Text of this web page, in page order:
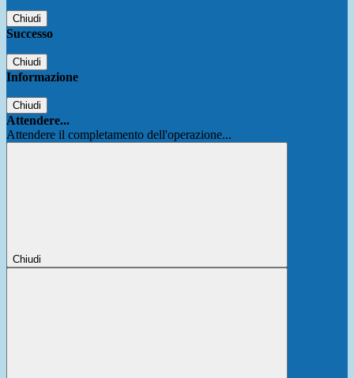
Chiudi
Successo
Chiudi
Informazione
Chiudi
Attendere...
Attendere il completamento dell'operazione...
Chiudi